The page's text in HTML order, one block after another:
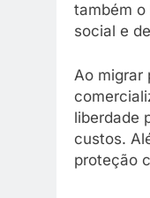
também o
social e
Ao migrar
liberdade
custos.
proteção